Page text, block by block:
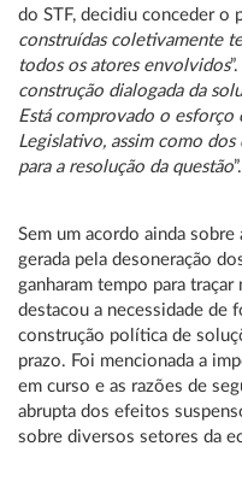
do STF, decidiu conceder o
construídas coletivamente
todos os atores envolvidos
construção dialogada da
Está comprovado o
Legislativo, assim como
para a resolução da questão”.
Sem um acordo ainda sobre
gerada pela desoneração
ganharam tempo para
destacou a necessidade de
construção política de
prazo. Foi mencionada a
em curso e as razões de
abrupta dos efeitos
sobre diversos setores da